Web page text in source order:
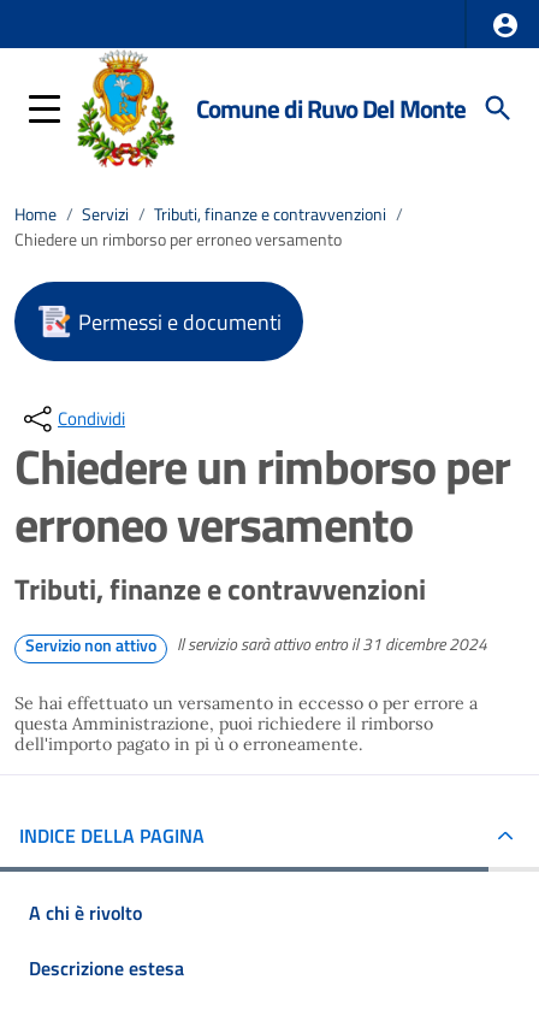
Comune di Ruvo Del Monte
Home / Servizi / Tributi, finanze e contravvenzioni /
Chiedere un rimborso per erroneo versamento
Permessi e documenti
Condividi
Chiedere un rimborso per
erroneo versamento
Tributi, finanze e contravvenzioni
Servizio non attivo Il servizio sarà attivo entro il 31 dicembre 2024
Se hai effettuato un versamento in eccesso o per errore a
questa Amministrazione, puoi richiedere il rimborso
dell'importo pagato in pi ù o erroneamente.
INDICE DELLA PAGINA
A chi è rivolto
Descrizione estesa